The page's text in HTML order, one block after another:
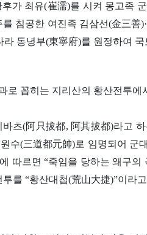
후가 최유(崔濡)를 시켜 몽고족
침공한 여진족 김삼선(金三
라 동녕부(東寧府)를 원정하여
로 꼽히는 지리산의 황산전투에
바츠(阿只拔都, 阿其拔都)라고
수(三道都元帥)로 임명되어 군
따르면 “죽임을 당하는 왜구
투를 “황산대첩(荒山大捷)”이라